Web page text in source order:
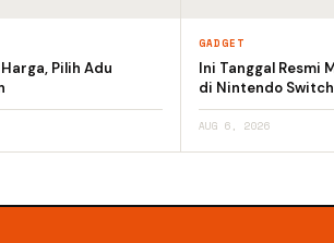
Pilih Adu
GADGET
Ini Tanggal Resmi
di Nintendo
AUG 6, 2026